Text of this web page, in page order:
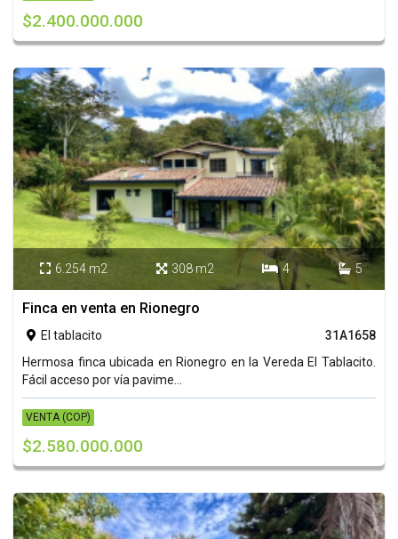
$2.400.000.000
 6.254 m2  308 m2  4  5
Finca en venta en Rionegro
 El tablacito
31A1658
Hermosa finca ubicada en Rionegro en la Vereda El Tablacito.
Fácil acceso por vía pavime...
VENTA (COP)
$2.580.000.000